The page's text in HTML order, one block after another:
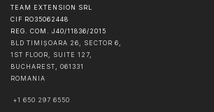
TEAM EXTENSION SRL
CIF RO35062448
REG. COM. J40/11836/2015
BLD TIMIȘOARA 26, SECTOR 6,
1ST FLOOR, SUITE 127,
BUCHAREST, 061331
ROMANIA
+1 650 297 6550